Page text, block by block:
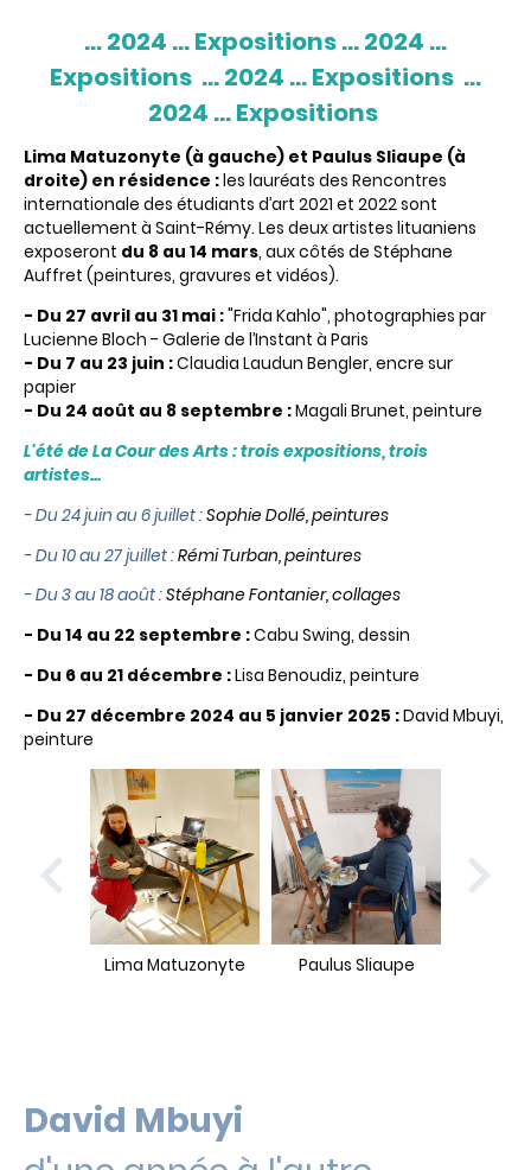
... 2024 ... Expositions ... 2024 ...
Expositions ... 2024 ... Expositions ...
2024 ... Expositions
Lima Matuzonyte (à gauche) et Paulus Sliaupe (à
droite) en résidence :les lauréats des Rencontres
internationale des étudiants d’art 2021 et 2022 sont
actuellement à Saint-Rémy. Les deux artistes lituaniens
exposeront du 8 au 14 mars, aux côtés de Stéphane
Auffret (peintures, gravures et vidéos).
- Du 27 avril au 31 mai :"Frida Kahlo", photographies par
Lucienne Bloch - Galerie de l’Instant à Paris
- Du 7 au 23 juin :Claudia Laudun Bengler, encre sur
papier
- Du 24 août au 8 septembre :Magali Brunet, peinture
L'été de La Cour des Arts : trois expositions, trois
artistes...
- Du 24 juin au 6 juillet :Sophie Dollé, peintures
- Du 10 au 27 juillet :Rémi Turban, peintures
- Du 3 au 18 août :Stéphane Fontanier, collages
- Du 14 au 22 septembre :Cabu Swing, dessin
- Du 6 au 21 décembre :Lisa Benoudiz, peinture
- Du 27 décembre 2024 au 5 janvier 2025 :David Mbuyi,
peinture
Lima Matuzonyte Paulus Sliaupe
David Mbuyi